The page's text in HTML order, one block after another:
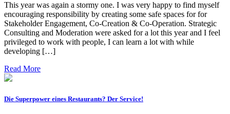
This year was again a stormy one. I was very happy to find myself
encouraging responsibility by creating some safe spaces for for
Stakeholder Engagement, Co-Creation & Co-Operation. Strategic
Consulting and Moderation were asked for a lot this year and I feel
privileged to work with people, I can learn a lot with while
developing […]
Read More
Die Superpower eines Restaurants? Der Service!